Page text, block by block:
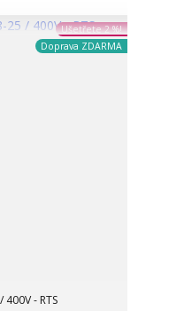
Ušetřete 2 %!
Doprava ZDARMA
- RTS